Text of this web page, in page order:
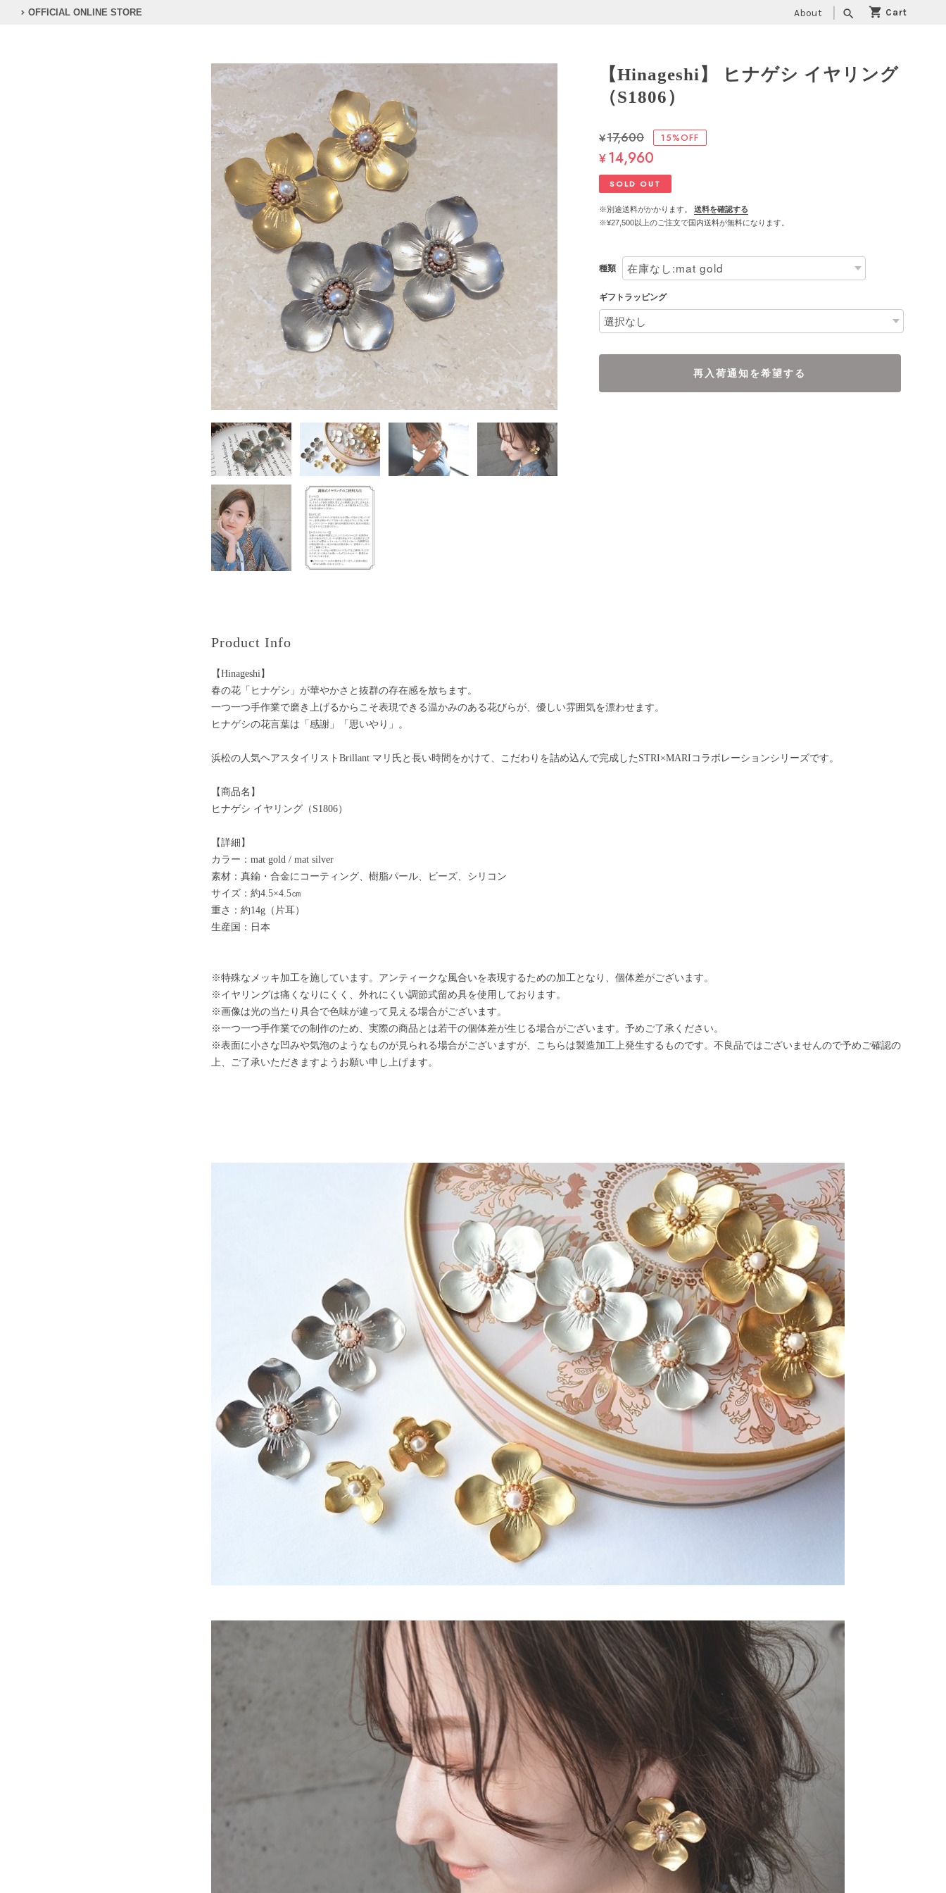
OFFICIAL ONLINE STORE About search
【Hinageshi】 ヒナゲシ イヤリング
（S1806）
¥17,600 15%OFF
¥14,960
SOLD OUT
※別途送料がかかります。
送料を確認する
※¥27,500以上のご注文で国内送料が無料になります。
種類
ギフトラッピング
再入荷通知を希望する
Product Info
【Hinageshi】
春の花「ヒナゲシ」が華やかさと抜群の存在感を放ちます。
一つ一つ手作業で磨き上げるからこそ表現できる温かみのある花びらが、優しい雰囲気を漂わせます。
ヒナゲシの花言葉は「感謝」「思いやり」。
浜松の人気ヘアスタイリストBrillant マリ氏と長い時間をかけて、こだわりを詰め込んで完成したSTRI×MARIコラボレーションシリーズです。
【商品名】
ヒナゲシ イヤリング（S1806）
【詳細】
カラー：mat gold / mat silver
素材：真鍮・合金にコーティング、樹脂パール、ビーズ、シリコン
サイズ：約4.5×4.5㎝
重さ：約14g（片耳）
生産国：日本
※特殊なメッキ加工を施しています。アンティークな風合いを表現するための加工となり、個体差がございます。
※イヤリングは痛くなりにくく、外れにくい調節式留め具を使用しております。
※画像は光の当たり具合で色味が違って見える場合がございます。
※一つ一つ手作業での制作のため、実際の商品とは若干の個体差が生じる場合がございます。予めご了承ください。
※表面に小さな凹みや気泡のようなものが見られる場合がございますが、こちらは製造加工上発生するものです。不良品ではございませんので予めご確認の
上、ご了承いただきますようお願い申し上げます。